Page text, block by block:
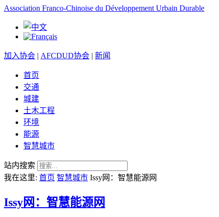
Association Franco-Chinoise du Développement Urbain Durable
加入协会 | AFCDUD协会 | 新闻
首页
交通
城建
土木工程
环境
能源
智慧城市
站内搜索
我在这里: 首页 智慧城市 Issy网：智慧能源网
Issy网：智慧能源网